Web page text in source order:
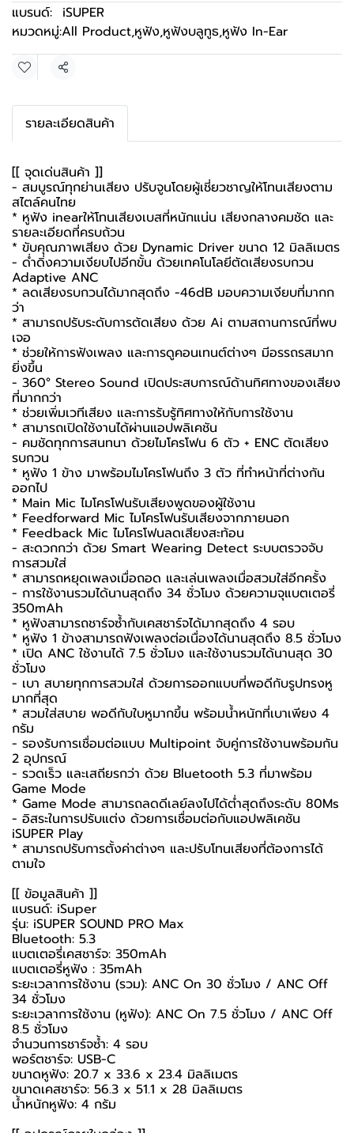
แบรนด์: iSUPER
หมวดหมู่:All Product,หูฟัง,หูฟังบลูทูธ,หูฟัง In-Ear
แชร์
รายละเอียดสินค้า
[[ จุดเด่นสินค้า ]]
- สมบูรณ์ทุกย่านเสียง ปรับจูนโดยผู้เชี่ยวชาญให้โทนเสียงตาม
สไตล์คนไทย
* หูฟัง inearให้โทนเสียงเบสที่หนักแน่น เสียงกลางคมชัด และ
รายละเอียดที่ครบถ้วน
* ขับคุณภาพเสียง ด้วย Dynamic Driver ขนาด 12 มิลลิเมตร
- ด่ำดิ่งความเงียบไปอีกขั้น ด้วยเทคโนโลยีตัดเสียงรบกวน
Adaptive ANC
* ลดเสียงรบกวนได้มากสุดถึง -46dB มอบความเงียบที่มากก
ว่า
* สามารถปรับระดับการตัดเสียง ด้วย Ai ตามสถานการณ์ที่พบ
เจอ
* ช่วยให้การฟังเพลง และการดูคอนเทนต์ต่างๆ มีอรรถรสมาก
ยิ่งขึ้น
- 360° Stereo Sound เปิดประสบการณ์ด้านทิศทางของเสียง
ที่มากกว่า
* ช่วยเพิ่มเวทีเสียง และการรับรู้ทิศทางให้กับการใช้งาน
* สามารถเปิดใช้งานได้ผ่านแอปพลิเคชัน
- คมชัดทุกการสนทนา ด้วยไมโครโฟน 6 ตัว + ENC ตัดเสียง
รบกวน
* หูฟัง 1 ข้าง มาพร้อมไมโครโฟนถึง 3 ตัว ที่ทำหน้าที่ต่างกัน
ออกไป
* Main Mic ไมโครโฟนรับเสียงพูดของผู้ใช้งาน
* Feedforward Mic ไมโครโฟนรับเสียงจากภายนอก
* Feedback Mic ไมโครโฟนลดเสียงสะท้อน
- สะดวกกว่า ด้วย Smart Wearing Detect ระบบตรวจจับ
การสวมใส่
* สามารถหยุดเพลงเมื่อถอด และเล่นเพลงเมื่อสวมใส่อีกครั้ง
- การใช้งานรวมได้นานสุดถึง 34 ชั่วโมง ด้วยความจุแบตเตอรี่
350mAh
* หูฟังสามารถชาร์จซ้ำกับเคสชาร์จได้มากสุดถึง 4 รอบ
* หูฟัง 1 ข้างสามารถฟังเพลงต่อเนื่องได้นานสุดถึง 8.5 ชั่วโมง
* เปิด ANC ใช้งานได้ 7.5 ชั่วโมง และใช้งานรวมได้นานสุด 30
ชั่วโมง
- เบา สบายทุกการสวมใส่ ด้วยการออกแบบที่พอดีกับรูปทรงหู
มากที่สุด
* สวมใส่สบาย พอดีกับใบหูมากขึ้น พร้อมน้ำหนักที่เบาเพียง 4
กรัม
- รองรับการเชื่อมต่อแบบ Multipoint จับคู่การใช้งานพร้อมกัน
2 อุปกรณ์
- รวดเร็ว และเสถียรกว่า ด้วย Bluetooth 5.3 ที่มาพร้อม
Game Mode
* Game Mode สามารถลดดีเลย์ลงไปได้ต่ำสุดถึงระดับ 80Ms
- อิสระในการปรับแต่ง ด้วยการเชื่อมต่อกับแอปพลิเคชัน
iSUPER Play
* สามารถปรับการตั้งค่าต่างๆ และปรับโทนเสียงที่ต้องการได้
ตามใจ
[[ ข้อมูลสินค้า ]]
แบรนด์: iSuper
รุ่น: iSUPER SOUND PRO Max
Bluetooth: 5.3
แบตเตอรี่เคสชาร์จ: 350mAh
แบตเตอรี่หูฟัง : 35mAh
ระยะเวลาการใช้งาน (รวม): ANC On 30 ชั่วโมง / ANC Off
34 ชั่วโมง
ระยะเวลาการใช้งาน (หูฟัง): ANC On 7.5 ชั่วโมง / ANC Off
8.5 ชั่วโมง
จำนวนการชาร์จซ้ำ: 4 รอบ
พอร์ตชาร์จ: USB-C
ขนาดหูฟัง: 20.7 x 33.6 x 23.4 มิลลิเมตร
ขนาดเคสชาร์จ: 56.3 x 51.1 x 28 มิลลิเมตร
น้ำหนักหูฟัง: 4 กรัม